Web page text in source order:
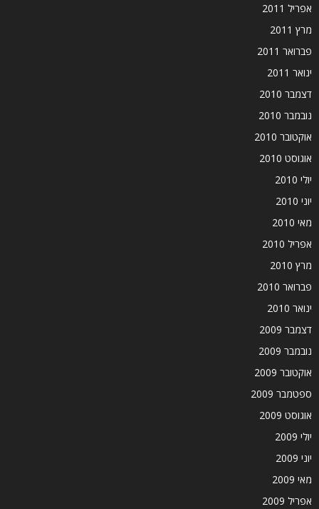
אפריל 2011
מרץ 2011
פברואר 2011
ינואר 2011
דצמבר 2010
נובמבר 2010
אוקטובר 2010
אוגוסט 2010
יולי 2010
יוני 2010
מאי 2010
אפריל 2010
מרץ 2010
פברואר 2010
ינואר 2010
דצמבר 2009
נובמבר 2009
אוקטובר 2009
ספטמבר 2009
אוגוסט 2009
יולי 2009
יוני 2009
מאי 2009
אפריל 2009